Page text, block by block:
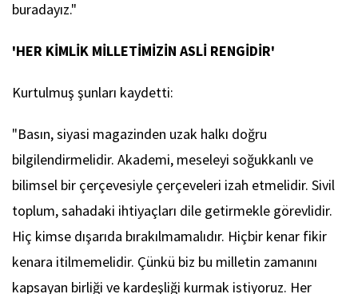
buradayız."
'HER KİMLİK MİLLETİMİZİN ASLİ RENGİDİR'
Kurtulmuş şunları kaydetti:
"Basın, siyasi magazinden uzak halkı doğru
bilgilendirmelidir. Akademi, meseleyi soğukkanlı ve
bilimsel bir çerçevesiyle çerçeveleri izah etmelidir. Sivil
toplum, sahadaki ihtiyaçları dile getirmekle görevlidir.
Hiç kimse dışarıda bırakılmamalıdır. Hiçbir kenar fikir
kenara itilmemelidir. Çünkü biz bu milletin zamanını
kapsayan birliği ve kardeşliği kurmak istiyoruz. Her